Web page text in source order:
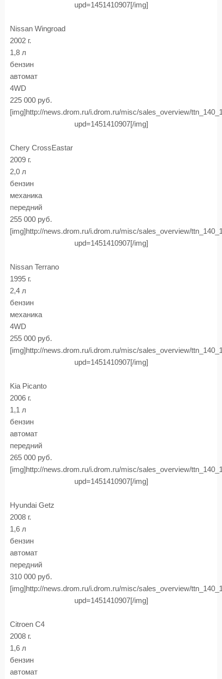
upd=1451410907[/img]
Nissan Wingroad
2002 г.
1,8 л
бензин
автомат
4WD
225 000 руб.
[img]http://news.drom.ru/i.drom.ru/misc/sales_overview/
upd=1451410907[/img]
Chery CrossEastar
2009 г.
2,0 л
бензин
механика
передний
255 000 руб.
[img]http://news.drom.ru/i.drom.ru/misc/sales_overview/
upd=1451410907[/img]
Nissan Terrano
1995 г.
2,4 л
бензин
механика
4WD
255 000 руб.
[img]http://news.drom.ru/i.drom.ru/misc/sales_overview/
upd=1451410907[/img]
Kia Picanto
2006 г.
1,1 л
бензин
автомат
передний
265 000 руб.
[img]http://news.drom.ru/i.drom.ru/misc/sales_overview/
upd=1451410907[/img]
Hyundai Getz
2008 г.
1,6 л
бензин
автомат
передний
310 000 руб.
[img]http://news.drom.ru/i.drom.ru/misc/sales_overview/
upd=1451410907[/img]
Citroen C4
2008 г.
1,6 л
бензин
автомат